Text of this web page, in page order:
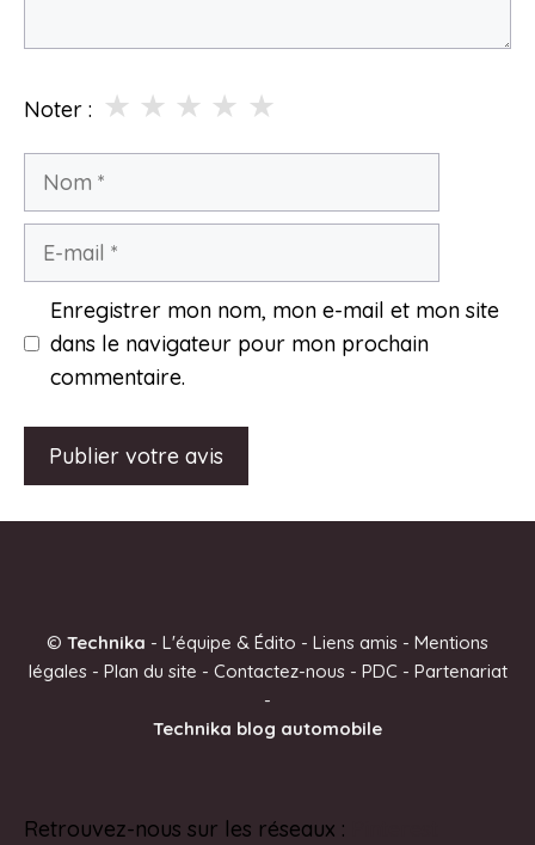
Noter : ★
★
★
★
★
Nom
Enregistrer mon nom, mon e-mail et mon site
dans le navigateur pour mon prochain
commentaire.
n
v
© Technika - L'équipe & Édito - Liens amis - Mentions
légales- Plan du site - Contactez-nous- PDC - Partenariat
-
Technika blog automobile
Retrouvez-nous sur les réseaux :